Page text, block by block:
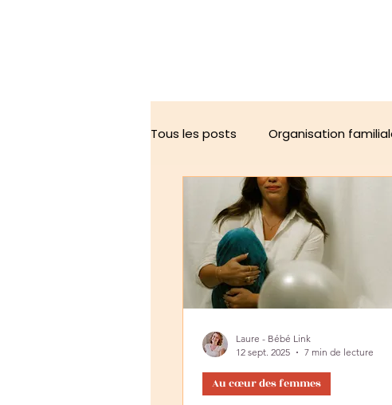
Tous les posts Organisation
Parentalité sereine Doula : un
Laure - Bébé Link
12 sept. 2025
7 min de lecture
Au cœur des femmes